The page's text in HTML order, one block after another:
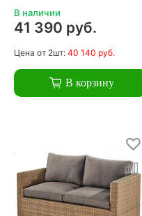
В наличии
41 390 руб.
Цена от 2шт: 40 140 руб.
В корзину